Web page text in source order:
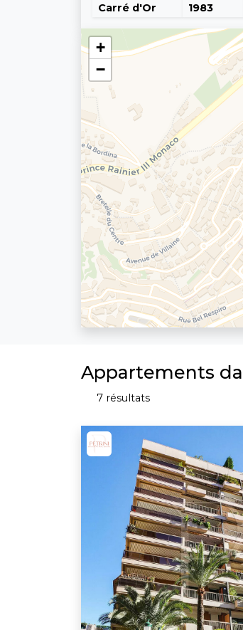
Carré d'Or 1983
Appartements
7 résultats